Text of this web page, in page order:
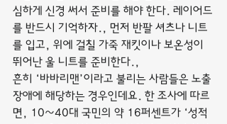
심하게 신경 써서 준비를 해야 한다. 레이어드
를 반드시 기억하자., 먼저 반팔 셔츠나 니트
를 입고, 위에 걸칠 가죽 재킷이나 보온성이
뛰어난 울 니트를 준비한다.,
흔히 ‘바바리맨’이라고 불리는 사람들은 노출
장애에 해당하는 경우인데요. 한 조사에 따르
면, 10~40대 국민의 약 16퍼센트가 ‘성적